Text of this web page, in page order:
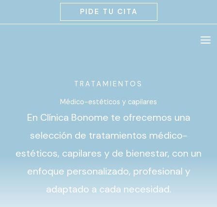
PIDE TU CITA
TRATAMIENTOS
Médico-estéticos y capilares
En Clínica Bonome te ofrecemos una
selección de tratamientos médico-
estéticos, capilares y de bienestar, con un
enfoque personalizado, profesional y
adaptado a cada necesidad.